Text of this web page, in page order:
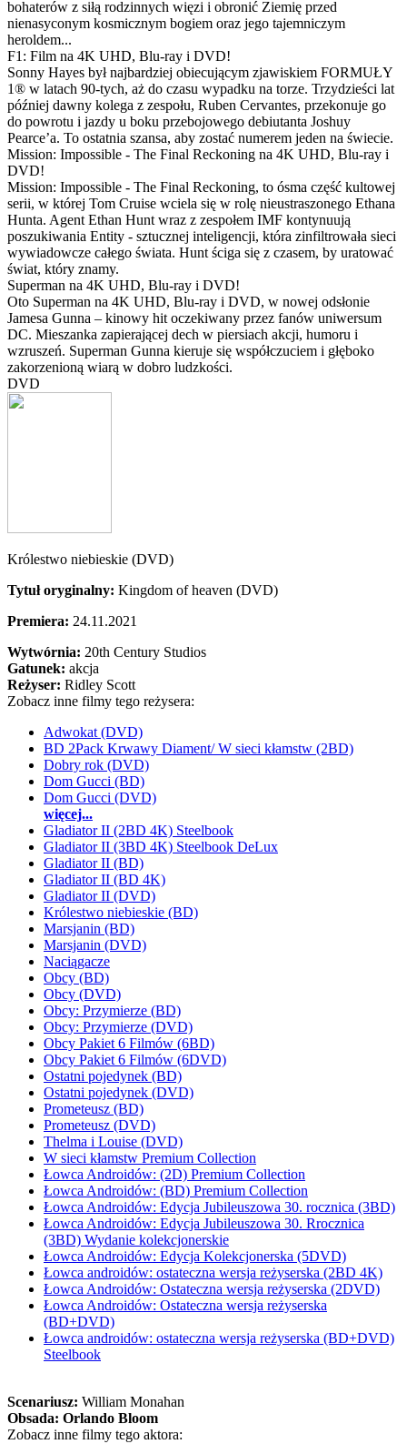
bohaterów z siłą rodzinnych więzi i obronić Ziemię przed
nienasyconym kosmicznym bogiem oraz jego tajemniczym
heroldem...
F1: Film na 4K UHD, Blu-ray i DVD!
Sonny Hayes był najbardziej obiecującym zjawiskiem FORMUŁY
1® w latach 90-tych, aż do czasu wypadku na torze. Trzydzieści lat
później dawny kolega z zespołu, Ruben Cervantes, przekonuje go
do powrotu i jazdy u boku przebojowego debiutanta Joshuy
Pearce’a. To ostatnia szansa, aby zostać numerem jeden na świecie.
Mission: Impossible - The Final Reckoning na 4K UHD, Blu-ray i
DVD!
Mission: Impossible - The Final Reckoning, to ósma część kultowej
serii, w której Tom Cruise wciela się w rolę nieustraszonego Ethana
Hunta. Agent Ethan Hunt wraz z zespołem IMF kontynuują
poszukiwania Entity - sztucznej inteligencji, która zinfiltrowała sieci
wywiadowcze całego świata. Hunt ściga się z czasem, by uratować
świat, który znamy.
Superman na 4K UHD, Blu-ray i DVD!
Oto Superman na 4K UHD, Blu-ray i DVD, w nowej odsłonie
Jamesa Gunna – kinowy hit oczekiwany przez fanów uniwersum
DC. Mieszanka zapierającej dech w piersiach akcji, humoru i
wzruszeń. Superman Gunna kieruje się współczuciem i głęboko
zakorzenioną wiarą w dobro ludzkości.
DVD
Królestwo niebieskie (DVD)
Tytuł oryginalny: Kingdom of heaven (DVD)
Premiera: 24.11.2021
Wytwórnia: 20th Century Studios
Gatunek: akcja
Reżyser: Ridley Scott
Zobacz inne filmy tego reżysera:
Adwokat (DVD)
BD 2Pack Krwawy Diament/ W sieci kłamstw (2BD)
Dobry rok (DVD)
Dom Gucci (BD)
Dom Gucci (DVD)
więcej...
Gladiator II (2BD 4K) Steelbook
Gladiator II (3BD 4K) Steelbook DeLux
Gladiator II (BD)
Gladiator II (BD 4K)
Gladiator II (DVD)
Królestwo niebieskie (BD)
Marsjanin (BD)
Marsjanin (DVD)
Naciągacze
Obcy (BD)
Obcy (DVD)
Obcy: Przymierze (BD)
Obcy: Przymierze (DVD)
Obcy Pakiet 6 Filmów (6BD)
Obcy Pakiet 6 Filmów (6DVD)
Ostatni pojedynek (BD)
Ostatni pojedynek (DVD)
Prometeusz (BD)
Prometeusz (DVD)
Thelma i Louise (DVD)
W sieci kłamstw Premium Collection
Łowca Androidów: (2D) Premium Collection
Łowca Androidów: (BD) Premium Collection
Łowca Androidów: Edycja Jubileuszowa 30. rocznica (3BD)
Łowca Androidów: Edycja Jubileuszowa 30. Rrocznica
(3BD) Wydanie kolekcjonerskie
Łowca Androidów: Edycja Kolekcjonerska (5DVD)
Łowca androidów: ostateczna wersja reżyserska (2BD 4K)
Łowca Androidów: Ostateczna wersja reżyserska (2DVD)
Łowca Androidów: Ostateczna wersja reżyserska
(BD+DVD)
Łowca androidów: ostateczna wersja reżyserska (BD+DVD)
Steelbook
Scenariusz: William Monahan
Obsada: Orlando Bloom
Zobacz inne filmy tego aktora: